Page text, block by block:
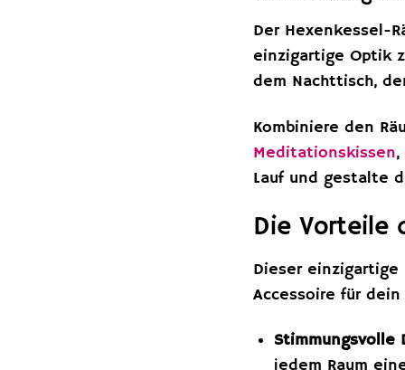
Der Hexenkessel-
einzigartige Optik
dem Nachttisch,
Kombiniere den
Meditationskissen,
Lauf und gestalte
Die Vorteile
Dieser
Accessoire für dein
Stimmungsvolle
jedem Raum